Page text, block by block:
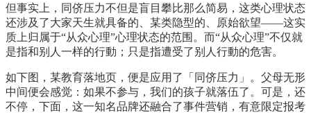
但事实上，同侪压力不但是盲目攀比那么简易，这类心理状态
还涉及了大家天生就具备的、某类隐型的、原始欲望——这实
质上归属于“从众心理”心理状态的范围。而“从众心理”不仅就
是指和别人一样的行動；只是指遭受了别人行動的危害。
如下图，某教育落地页，便是应用了「同侪压力」。父母无形
中间便会感觉：如果不参与，我们的孩子就落伍了。可是，还
不停，下面，这一知名品牌还融合了事件营销，有意限定报考